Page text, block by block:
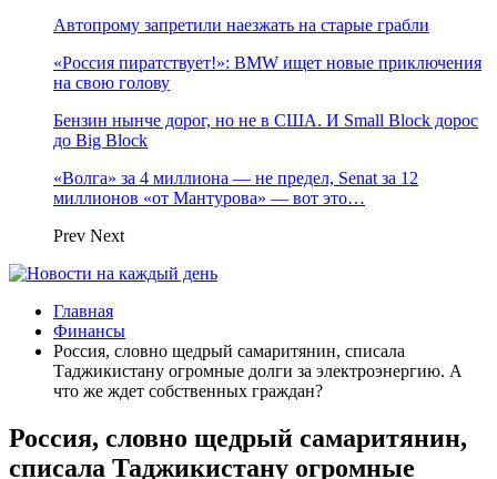
Автопрому запретили наезжать на старые грабли
«Россия пиратствует!»: BMW ищет новые приключения
на свою голову
Бензин нынче дорог, но не в США. И Small Block дорос
до Big Block
«Волга» за 4 миллиона — не предел, Senat за 12
миллионов «от Мантурова» — вот это…
Prev Next
Главная
Финансы
Россия, словно щедрый самаритянин, списала
Таджикистану огромные долги за электроэнергию. А
что же ждет собственных граждан?
Россия, словно щедрый самаритянин,
списала Таджикистану огромные